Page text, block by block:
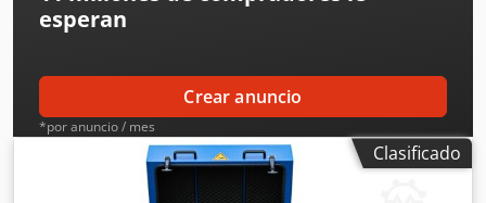
esperan
Crear anuncio
*por anuncio / mes
Clasificado